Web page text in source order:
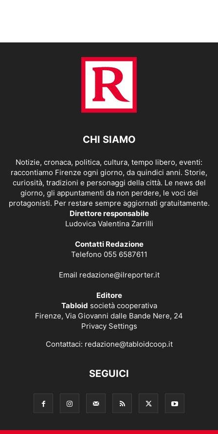
CHI SIAMO
Notizie, cronaca, politica, cultura, tempo libero, eventi:
raccontiamo Firenze ogni giorno, da quindici anni. Storie,
curiosità, tradizioni e personaggi della città. Le news del
giorno, gli appuntamenti da non perdere, le voci dei
protagonisti. Per restare sempre aggiornati gratuitamente.
Direttore responsabile
Ludovica Valentina Zarrilli
Contatti Redazione
Telefono 055 6587611
Email redazione@ilreporter.it
Editore
Tabloid società cooperativa
Firenze, Via Giovanni dalle Bande Nere, 24
Privacy Settings
Contattaci: redazione@tabloidcoop.it
SEGUICI